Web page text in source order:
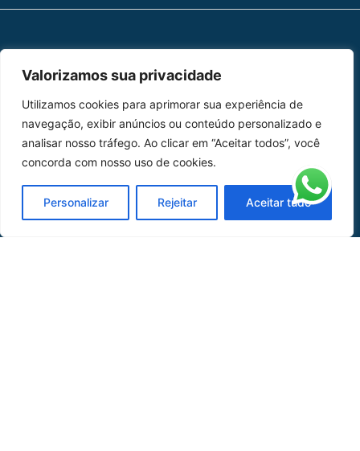
Valorizamos sua privacidade
Utilizamos cookies para aprimorar sua experiência de
navegação, exibir anúncios ou conteúdo personalizado e
analisar nosso tráfego. Ao clicar em “Aceitar todos”, você
concorda com nosso uso de cookies.
Personalizar Rejeitar Aceitar tudo
Home
Peças
Catálogo de Aplicações
Oficina de Mangueiras